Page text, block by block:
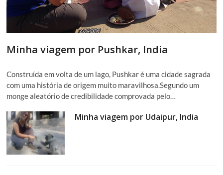
Minha viagem por Pushkar, India
Construída em volta de um lago, Pushkar é uma cidade sagrada
com uma história de origem muito maravilhosa.Segundo um
monge aleatório de credibilidade comprovada pelo…
Minha viagem por Udaipur, India